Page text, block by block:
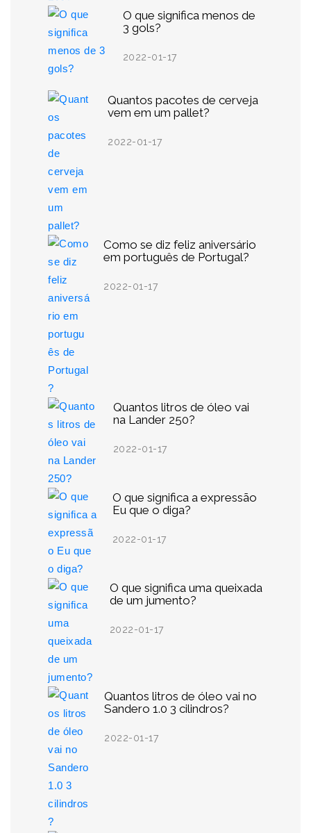
O que significa menos de
3 gols?
2022-01-17
Quantos pacotes de cerveja
vem em um pallet?
2022-01-17
Como se diz feliz aniversário
em português de Portugal?
2022-01-17
Quantos litros de óleo vai
na Lander 250?
2022-01-17
O que significa a expressão
Eu que o diga?
2022-01-17
O que significa uma queixada
de um jumento?
2022-01-17
Quantos litros de óleo vai no
Sandero 1.0 3 cilindros?
2022-01-17